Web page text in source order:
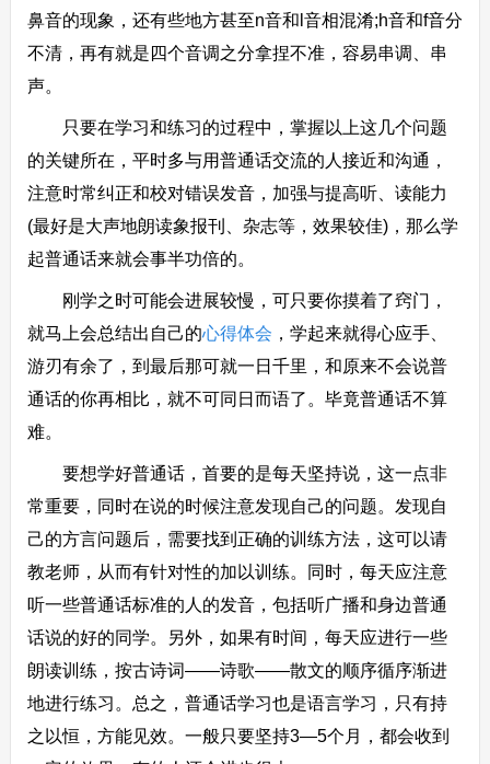
鼻音的现象，还有些地方甚至n音和l音相混淆;h音和f音分
不清，再有就是四个音调之分拿捏不准，容易串调、串
声。
只要在学习和练习的过程中，掌握以上这几个问题
的关键所在，平时多与用普通话交流的人接近和沟通，
注意时常纠正和校对错误发音，加强与提高听、读能力
(最好是大声地朗读象报刊、杂志等，效果较佳)，那么学
起普通话来就会事半功倍的。
刚学之时可能会进展较慢，可只要你摸着了窍门，
就马上会总结出自己的心得体会 ，学起来就得心应手、
游刃有余了，到最后那可就一日千里，和原来不会说普
通话的你再相比，就不可同日而语了。毕竟普通话不算
难。
要想学好普通话，首要的是每天坚持说，这一点非
常重要，同时在说的时候注意发现自己的问题。发现自
己的方言问题后，需要找到正确的训练方法，这可以请
教老师，从而有针对性的加以训练。同时，每天应注意
听一些普通话标准的人的发音，包括听广播和身边普通
话说的好的同学。另外，如果有时间，每天应进行一些
朗读训练，按古诗词——诗歌——散文的顺序循序渐进
地进行练习。总之，普通话学习也是语言学习，只有持
之以恒，方能见效。一般只要坚持3—5个月，都会收到